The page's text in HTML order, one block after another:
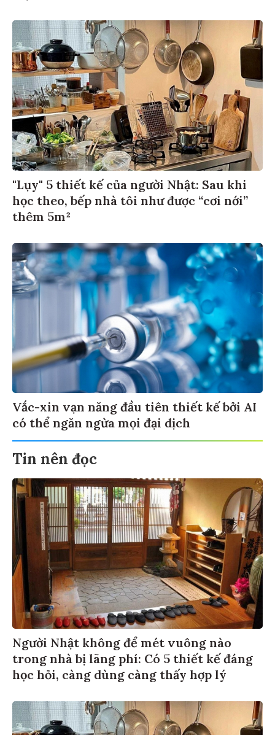
"Lụy" 5 thiết kế của người Nhật: Sau khi
học theo, bếp nhà tôi như được “cơi nới”
thêm 5m²
Vắc-xin vạn năng đầu tiên thiết kế bởi AI
có thể ngăn ngừa mọi đại dịch
Tin nên đọc
Người Nhật không để mét vuông nào
trong nhà bị lãng phí: Có 5 thiết kế đáng
học hỏi, càng dùng càng thấy hợp lý